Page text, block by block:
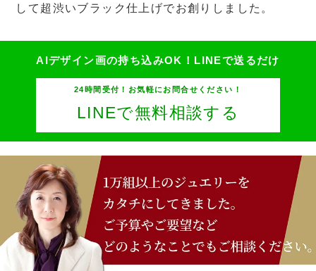
して超渋いブラック仕上げでお創りしました。
AIデザイン画の持ち込みOK！ LINEで送るだけ
24時間受付！お気軽にお問合せください！
LINEで無料相談する